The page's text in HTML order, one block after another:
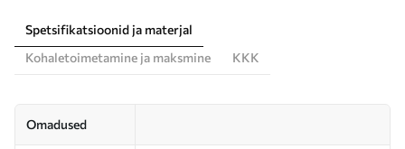
Spetsifikatsioonid ja materjal
Kohaletoimetamine ja maksmine
KKK
Omadused